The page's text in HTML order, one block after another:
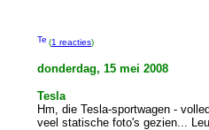
(1 reacties)
donderdag, 15 mei 2008
Tesla
Hm, die Tesla-sportwagen -
veel statische foto's gezien...